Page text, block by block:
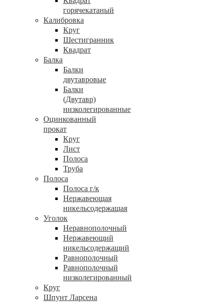
горячекатаный
Калибровка
Круг
Шестигранник
Квадрат
Балка
Балки
двутавровые
Балки
(Двутавр)
низколегированные
Оцинкованный
прокат
Круг
Лист
Полоса
Труба
Полоса
Полоса г/к
Нержавеющая
никельсодержащая
Уголок
Неравнополочный
Нержавеющий
никельсодержащий
Равнополочный
Равнополочный
низколегированный
Круг
Шпунт Ларсена